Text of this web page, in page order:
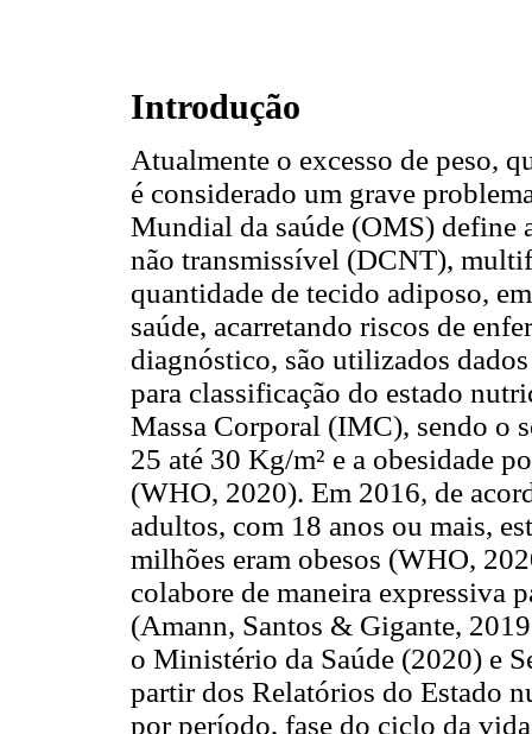
Introdução
Atualmente o excesso de peso,
é considerado um grave
Mundial da saúde (OMS) define
não transmissível (DCNT),
quantidade de tecido adiposo,
saúde, acarretando riscos de
diagnóstico, são utilizados
para classificação do estado
Massa Corporal (IMC), sendo o
25 até 30 Kg/m² e a obesidade
(WHO, 2020). Em 2016, de
adultos, com 18 anos ou mais,
milhões eram obesos (WHO,
colabore de maneira expressiva
(Amann, Santos & Gigante,
o Ministério da Saúde (2020) e
partir dos Relatórios do Estado
por período, fase do ciclo da